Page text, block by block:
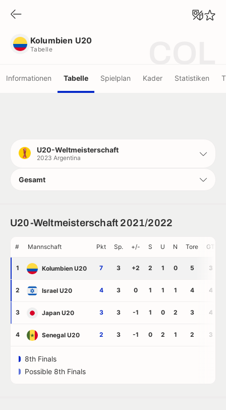
Kolumbien U20
Tabelle
Informationen Tabelle Spielplan Kader Statistiken
U20-Weltmeisterschaft
2023 Argentina
Gesamt
U20-Weltmeisterschaft 2021/2022
# Mannschaft Pkt Sp. +/- S U N Tore GT
1 Kolumbien U20 7 3 +2 2 1 0 5 3
2 Israel U20 4 3 0 1 1 1 4 4
3 Japan U20 3 3 -1 1 0 2 3 4
4 Senegal U20 2 3 -1 0 2 1 2 3
8th Finals
Possible 8th Finals